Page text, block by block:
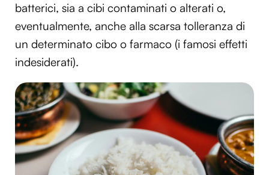
batterici, sia a cibi contaminati o alterati o,
eventualmente, anche alla scarsa tolleranza di
un determinato cibo o farmaco (i famosi effetti
indesiderati).